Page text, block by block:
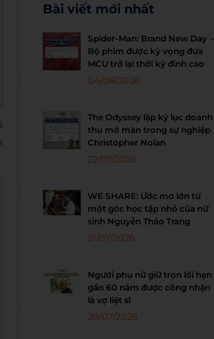
Bài viết mới nhất
Spider-Man: Brand New Day –
Bộ phim được kỳ vọng đưa
MCU trở lại thời kỳ đỉnh cao
04/08/2026
The Odyssey lập kỷ lục doanh
thu mở màn trong sự nghiệp
Christopher Nolan
22/07/2026
WE SHARE: Ước mơ lớn từ
một góc học tập nhỏ của nữ
sinh Nguyễn Thảo Trang
21/07/2026
Người phụ nữ giữ trọn lời hẹn
gần 60 năm được công nhận
là vợ liệt sĩ
20/07/2026